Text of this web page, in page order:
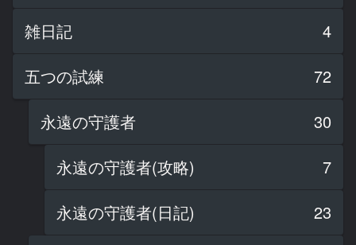
雑日記
4
五つの試練
72
永遠の守護者
30
永遠の守護者(攻略)
7
永遠の守護者(日記)
23